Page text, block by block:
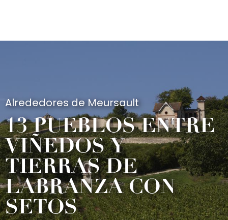
principal
Alrededores de Meursault
13 PUEBLOS ENTRE
VIÑEDOS Y
TIERRAS DE
LABRANZA CON
SETOS